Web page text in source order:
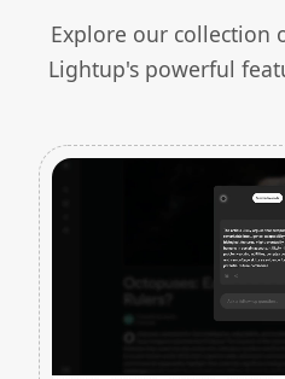
Explore our collection
Lightup's powerful